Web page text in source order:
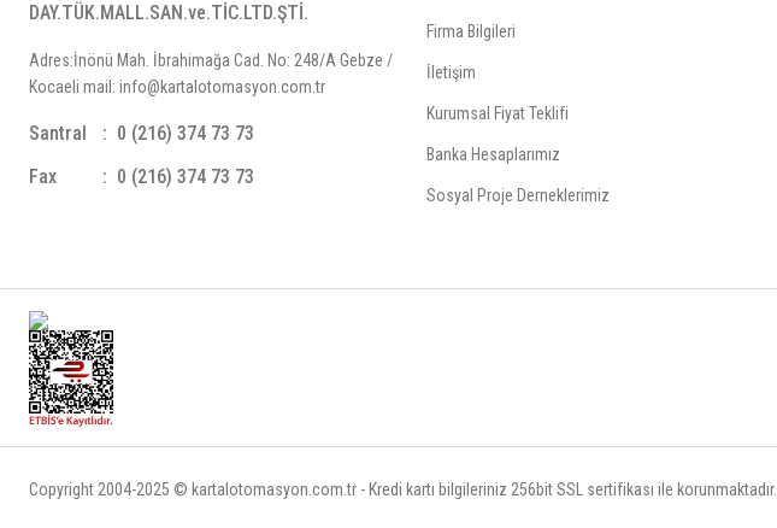
DAY.TÜK.MALL.SAN.ve.TİC.LTD.ŞTİ.
Adres:İnönü Mah. İbrahimağa Cad. No: 248/A Gebze /
Kocaeli mail: info@kartalotomasyon.com.tr
Santral
0 (216) 374 73 73
Fax
0 (216) 374 73 73
Firma Bilgileri
İletişim
Kurumsal Fiyat Teklifi
Banka Hesaplarımız
Sosyal Proje Derneklerimiz
Copyright 2004-2025 © kartalotomasyon.com.tr - Kredi kartı bilgileriniz 256bit SSL sertifikası ile korunmaktadır.